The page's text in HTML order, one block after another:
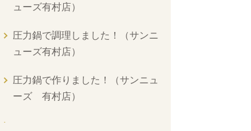
ューズ有村店）
圧力鍋で調理しました！（サンニ
ューズ有村店）
圧力鍋で作りました！（サンニュ
ーズ 有村店）